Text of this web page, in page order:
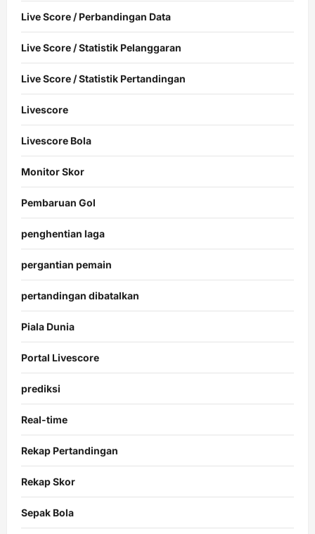
Live Score / Perbandingan Data
Live Score / Statistik Pelanggaran
Live Score / Statistik Pertandingan
Livescore
Livescore Bola
Monitor Skor
Pembaruan Gol
penghentian laga
pergantian pemain
pertandingan dibatalkan
Piala Dunia
Portal Livescore
prediksi
Real-time
Rekap Pertandingan
Rekap Skor
Sepak Bola